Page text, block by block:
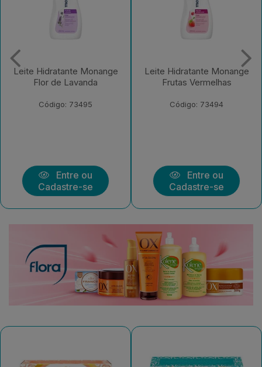
Leite Hidratante Monange
Frutas Vermelhas
Código: 73494
Entre ou
Cadastre-se
Leite Hidratante Monange
Iogurte com Aveia
Código: 73492
Entre ou
Cadastre-se